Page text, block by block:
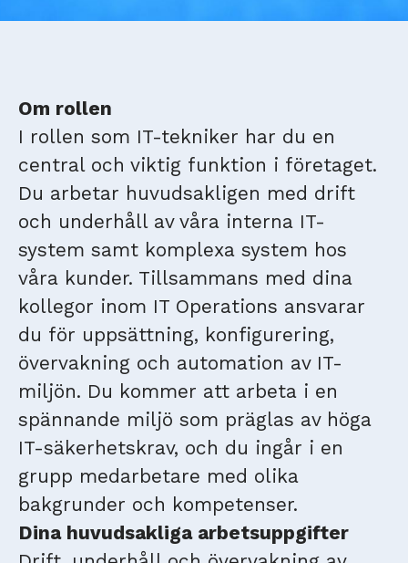
Om rollen
I rollen som IT-tekniker har du en
central och viktig funktion i företaget.
Du arbetar huvudsakligen med drift
och underhåll av våra interna IT-
system samt komplexa system hos
våra kunder. Tillsammans med dina
kollegor inom IT Operations ansvarar
du för uppsättning, konfigurering,
övervakning och automation av IT-
miljön. Du kommer att arbeta i en
spännande miljö som präglas av höga
IT-säkerhetskrav, och du ingår i en
grupp medarbetare med olika
bakgrunder och kompetenser.
Dina huvudsakliga arbetsuppgifter